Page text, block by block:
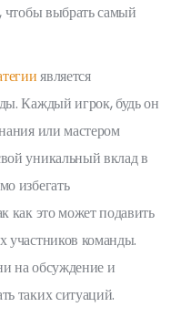
чтобы выбрать самый
является
Каждый игрок, будь он
или мастером
уникальный вклад в
избегать
как это может подавить
участников команды.
на обсуждение и
таких ситуаций.